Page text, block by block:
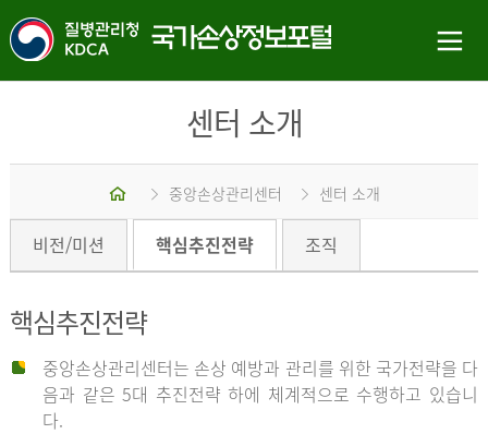
센터 소개
중앙손상관리센터 센터 소개
비전/미션 핵심추진전략 조직
핵심추진전략
중앙손상관리센터는 손상 예방과 관리를 위한 국가전략을 다
음과 같은 5대 추진전략 하에 체계적으로 수행하고 있습니
다.